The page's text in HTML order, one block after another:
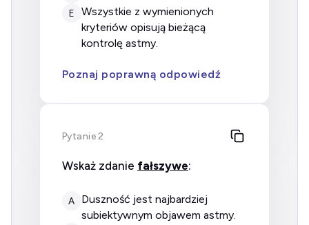
E
wszystkie z wymienionych
kryteriów opisują bieżącą
kontrolę astmy.
Poznaj poprawną odpowiedź
Pytanie 2
Wskaż zdanie fałszywe:
A
duszność jest najbardziej
subiektywnym objawem astmy.